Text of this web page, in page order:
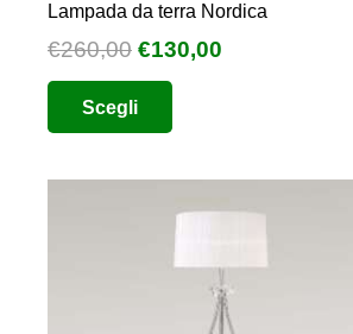
Lampada da terra Nordica
€260,00 Il
prezzo
originale
era:
€130,00
Scegli
più
varianti.
possono